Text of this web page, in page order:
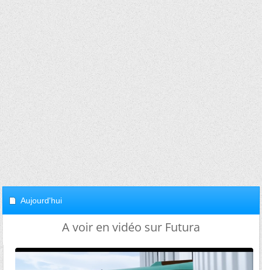
Aujourd'hui
A voir en vidéo sur Futura